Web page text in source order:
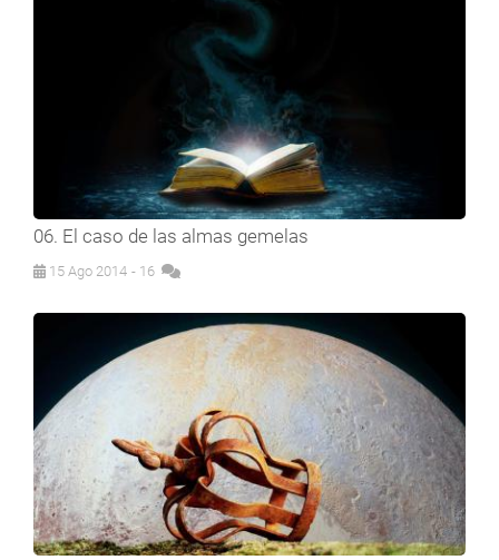
06. El caso de las almas gemelas
15 Ago 2014 - 16